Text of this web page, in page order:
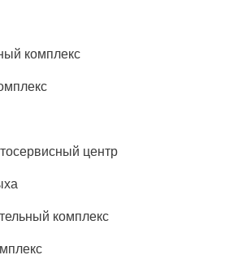
комплекс
центр
комплекс